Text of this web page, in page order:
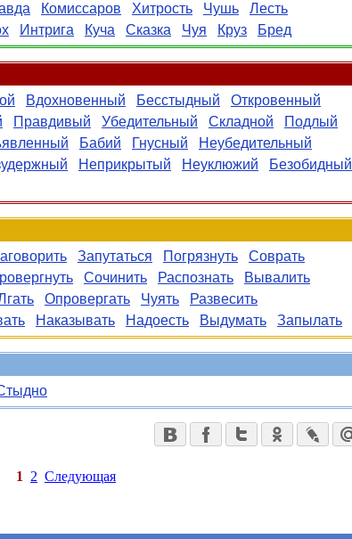
Комиссаров Хитрость Чушь
Лесть
Интрига Куча Сказка Чуя Круз Бред
Вдохновенный Бесстыдный
Откровенный
Правдивый Убедительный Складной
Подлый
Бабий Гнусный
Неубедительный
Неприкрытый Неуклюжий
Безобидный
Запутаться Погрязнуть
Соврать
Сочинить Распознать
Вывалить
Опровергать Чуять
Развесить
Наказывать Надоесть Выдумать Запылать
1 2 Следующая